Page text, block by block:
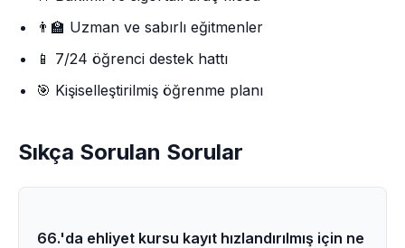
👨‍🏫 Uzman ve sabırlı eğitmenler
📱 7/24 öğrenci destek hattı
🎯 Kişiselleştirilmiş öğrenme planı
Sıkça Sorulan Sorular
66.'da ehliyet kursu kayıt hızlandırılmış için ne